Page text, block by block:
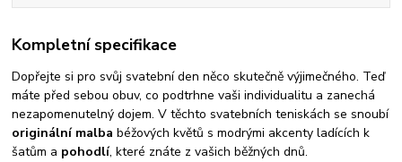
Kompletní specifikace
Dopřejte si pro svůj svatební den něco skutečně výjimečného. Teď
máte před sebou obuv, co podtrhne vaši individualitu a zanechá
nezapomenutelný dojem. V těchto svatebních teniskách se snoubí
originální malba béžových květů s modrými akcenty ladících k
šatům a pohodlí, které znáte z vašich běžných dnů.